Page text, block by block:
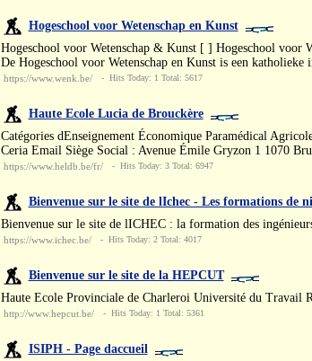
Hogeschool voor Wetenschap en Kunst
Hogeschool voor Wetenschap & Kunst [ ] Hogeschool
De Hogeschool voor Wetenschap en Kunst is een katholieke
https://www.wenk.be/ - Hits Today: 1 Total: 5617
Haute Ecole Lucia de Brouckère
Catégories dEnseignement Économique Paramédical
Ceria Email Siège Social : Avenue Émile Gryzon 1 1070
https://www.heldb.be/fr/ - Hits Today: 3 Total: 6947
Bienvenue sur le site de lIchec - Les formations de
Bienvenue sur le site de lICHEC : la formation des
https://www.ichec.be/ - Hits Today: 2 Total: 4017
Bienvenue sur le site de la HEPCUT
Haute Ecole Provinciale de Charleroi Université du Travail
http://www.hepcut.be/ - Hits Today: 1 Total: 5361
ISIPH - Page daccueil